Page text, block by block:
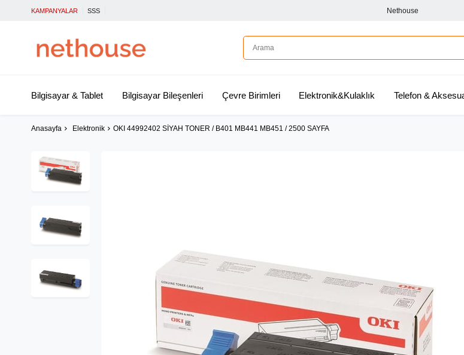
KAMPANYALAR SSS Nethouse
Bilgisayar & Tablet Bilgisayar Bileşenleri Çevre Birimleri Elektronik&Kulaklık Telefon &
Anasayfa Elektronik OKI 44992402 SİYAH TONER / B401 MB441 MB451 / 2500 SAYFA